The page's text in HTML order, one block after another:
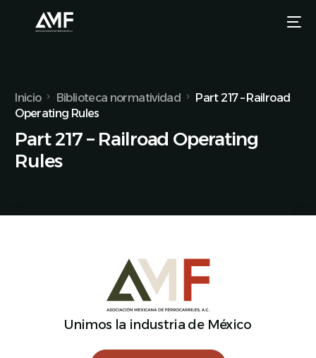
Inicio Biblioteca normatividad
Part 217 – Railroad
Operating Rules
Part 217 – Railroad Operating
Rules
Unimos la industria de México